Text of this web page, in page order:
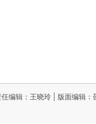
任编辑：王晓玲 | 版面编辑：